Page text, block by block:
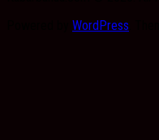
WordPress